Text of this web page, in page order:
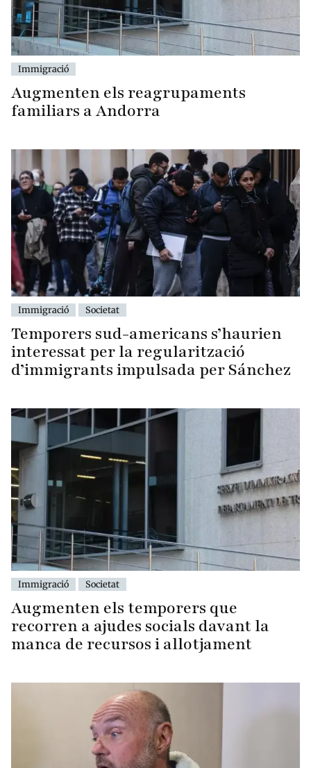
Immigració
Augmenten els reagrupaments
familiars a Andorra
Immigració Societat
Temporers sud-americans s’haurien
interessat per la regularització
d’immigrants impulsada per Sánchez
Immigració Societat
Augmenten els temporers que
recorren a ajudes socials davant la
manca de recursos i allotjament